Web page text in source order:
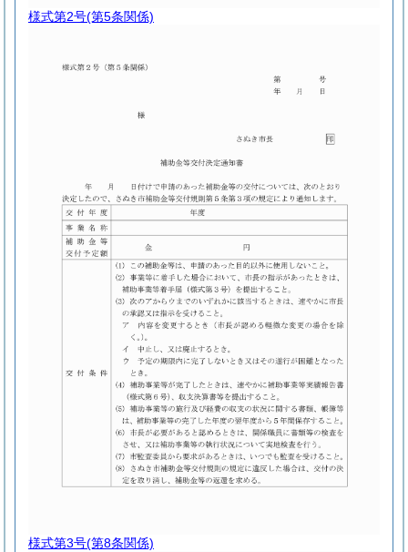
様式第2号(第5条関係)
様式第3号(第8条関係)